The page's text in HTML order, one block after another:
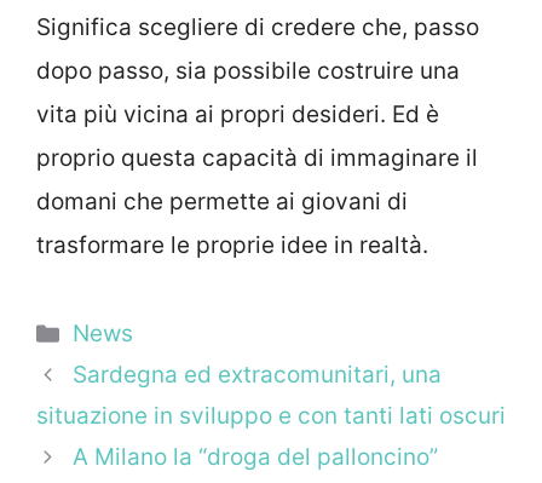
Significa scegliere di credere che, passo
dopo passo, sia possibile costruire una
vita più vicina ai propri desideri. Ed è
proprio questa capacità di immaginare il
domani che permette ai giovani di
trasformare le proprie idee in realtà.
Categorie
News
Sardegna ed extracomunitari, una
situazione in sviluppo e con tanti lati oscuri
A Milano la “droga del palloncino”